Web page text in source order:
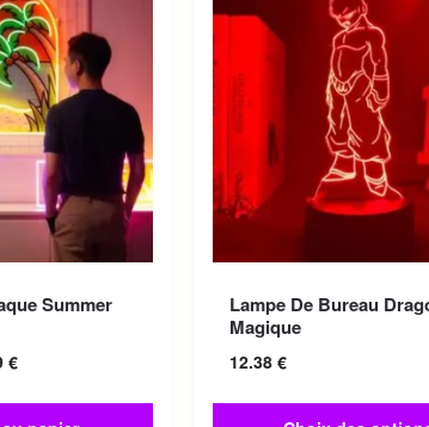
Summer
€
Lampe De Bureau
Magique
12.38 €
Les options peuvent être